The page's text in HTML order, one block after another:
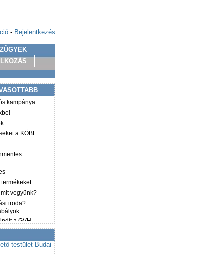
- Bejelentkezés
kampánya
a KÖBE
termékeket
vegyünk?
iroda?
a GVH
testület Budai